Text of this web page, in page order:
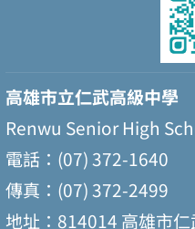
高雄市立仁武高級中學
Renwu Senior High
電話：(07) 372-1640
傳真：(07) 372-2499
地址：814014 高雄市